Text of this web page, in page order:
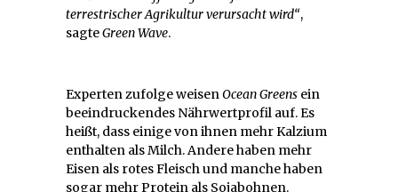
terrestrischer Agrikultur verursacht wird“,
sagteGreen Wave.
Experten zufolge weisenOcean Greens ein
beeindruckendes Nährwertprofil auf. Es
heißt, dass einige von ihnen mehr Kalzium
enthalten als Milch. Andere haben mehr
Eisen als rotes Fleisch und manche haben
sogar mehr Protein als Sojabohnen.